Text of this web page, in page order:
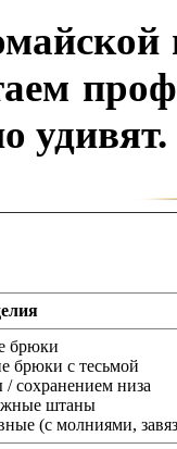
удивят.
брюки
брюки с тесьмой
сохранением низа
штаны
(с молниями,